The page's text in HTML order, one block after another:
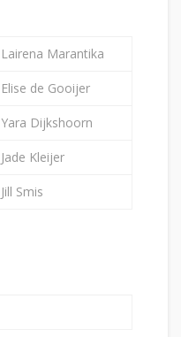
Lairena Marantika
Elise de Gooijer
Yara Dijkshoorn
Jade Kleijer
Jill Smis